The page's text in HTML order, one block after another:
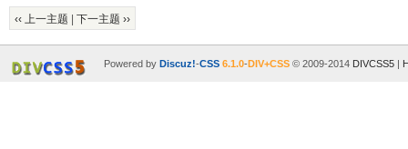
‹‹ 上一主题 下一主题 ››
Powered by Discuz!-CSS 6.1.0-DIV+CSS© 2009-2014 DIVCSS5|